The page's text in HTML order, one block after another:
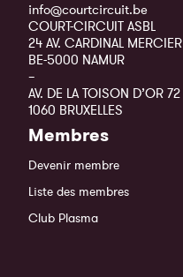
info@courtcircuit.be
COURT-CIRCUIT ASBL
24 AV. CARDINAL MERCIER
BE-5000 NAMUR
–
AV. DE LA TOISON D’OR 72
1060 BRUXELLES
Membres
Devenir membre
Liste des membres
Club Plasma